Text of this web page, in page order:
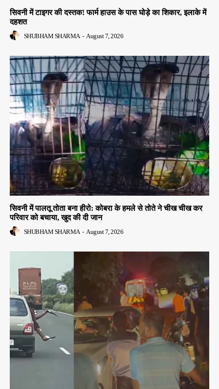
सिवनी में टाइगर की दस्तक! फार्म हाउस के पास घोड़े का शिकार, इलाके में
दहशत
SHUBHAM SHARMA - August 7, 2026
सिवनी में पालतू तोता बना हीरो: कोबरा के हमले से तोते ने चीख चीख कर
परिवार को बचाया, खुद की दी जान
SHUBHAM SHARMA - August 7, 2026